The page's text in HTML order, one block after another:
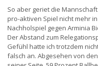
So aber geriet die
pro-aktiven Spiel nicht mehr
Nachholspiel gegen Arminia
Der Abstand zum
Gefühl hatte ich trotzdem
falsch an. Abgesehen von